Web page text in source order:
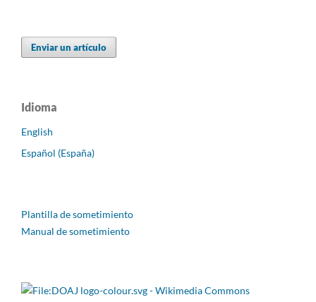
Enviar un artículo
Idioma
English
Español (España)
Plantilla de sometimiento
Manual de sometimiento